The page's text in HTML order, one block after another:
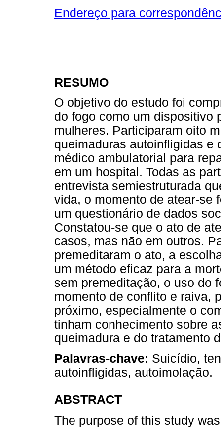
Endereço para
RESUMO
O objetivo do estudo foi
do fogo como um dispositivo
mulheres. Participaram oito
queimaduras autoinfligidas e
médico ambulatorial para
em um hospital. Todas as
entrevista semiestruturada
vida, o momento de atear-se
um questionário de dados
Constatou-se que o ato de
casos, mas não em outros.
premeditaram o ato, a
um método eficaz para a
sem premeditação, o uso do
momento de conflito e raiva,
próximo, especialmente o
tinham conhecimento sobre
queimadura e do tratamento
Palavras-chave: Suicídio,
autoinfligidas, autoimolação.
ABSTRACT
The purpose of this study